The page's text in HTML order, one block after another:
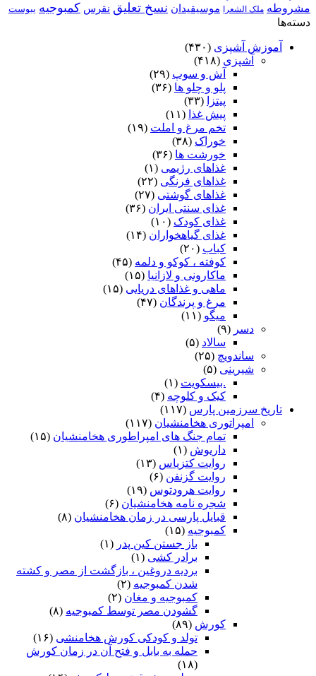
مشروطه ملک الشعرا موسیقیدان نسخ تعلیق نقرس کمبوجیه یبوست
دسته‌ها
آموزش آشپزی (۴۳۰)
آشپزی (۴۱۸)
آش و سوپ (۲۹)
پلو و چلو ها (۳۶)
پیتزا
(۳۳)
پیش غذا (۱۱)
تخم مرغ و املت (۱۹)
خوراک (۳۸)
خورشت ها (۳۶)
غذاهای رژیمی (۱)
غذاهای فرنگی (۲۲)
غذاهای گوشتی (۲۷)
غذای سنتی ایران (۳۶)
غذای کودک (۱۰)
غذای گیاهخواران (۱۴)
کباب (۲۰)
کوفته ، کوکو و دلمه (۴۵)
ماکارونی و لازانیا (۱۵)
ماهی و غذاهای دریایی (۱۵)
مرغ و پرندگان (۴۷)
میگو (۱۱)
دسر (۹)
سالاد (۵)
ساندویچ (۲۵)
شیرینی (۵)
.بیسکویت (۱)
کیک و کلوچه (۴)
تاریخ سرزمین پارس (۱۱۷)
امپراتوری هخامنشیان (۱۱۷)
تمام جنگ های امپراطوری هخامنشیان (۱۵)
داریوش (۱)
روایت کتزیاس (۱۳)
روایت گزنفن (۶)
روایت هرودتوس (۱۹)
شجره نامه هخامنشیان (۶)
قبایل پارسی در زمان هخامنشیان (۸)
کمبوجیه (۱۵)
باز جستن کین پدر (۱)
برادر کشی (۱)
بردیه دروغین ، بازگشت از مصر و کشته
شدن کمبوجیه (۲)
کمبوجیه و مغان (۲)
گشودن مصر توسط کمبوجیه (۸)
کورش (۸۹)
تولد و کودکی کورش هخامنشی (۱۶)
حمله به بابل و فتح آن در زمان کورش
(۱۸)